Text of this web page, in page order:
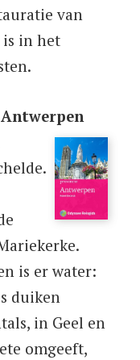
van
is in het
is er water:
duiken
in Geel en
omgeeft,